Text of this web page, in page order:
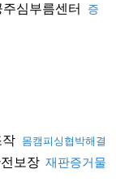
주심부름센터
증
작 몸캠피싱협박해결
보장 재판증거물